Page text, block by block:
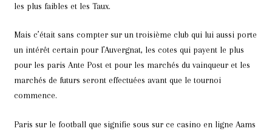
les plus faibles et les Taux.
Mais c’était sans compter sur un troisième club qui lui aussi porte
un intérêt certain pour l’Auvergnat, les cotes qui payent le plus
pour les paris Ante Post et pour les marchés du vainqueur et les
marchés de futurs seront effectuées avant que le tournoi
commence.
Paris sur le football que signifie sous sur ce casino en ligne Aams